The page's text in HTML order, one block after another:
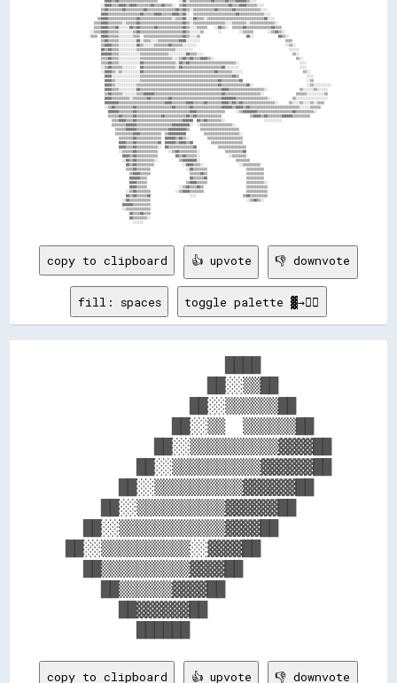
                    ░░▓▓▓▓▒▒▒▒▓▓▓▓▒▒▓▓▓▓▒▒▒▒▒▒▒▒▓▓▒▒▒▒▓▓▒▒▒▒░░  ▒▒▓▓▒▒▒▒▒▒▒▒▒▒▒▒▒▒▒▒▒▒▒▒▒▒▒▒▓▓▒▒▒▒▓▓▓▓▒▒▒▒▒▒░░░░
                    ▒▒▓▓▒▒▒▒▒▒▒▒▓▓▒▒▒▒▒▒▒▒▒▒▓▓▒▒▒▒▒▒▒▒▒▒▒▒▒▒▒▒▓▓▒▒▓▓▒▒░░▒▒▒▒▒▒▒▒▒▒▒▒▓▓▒▒▒▒▒▒▒▒▓▓▒▒▒▒▒▒▒▒▒▒▒▒▒▒░░░░
                    ▓▓▓▓▒▒▒▒▒▒▒▒▒▒▒▒▒▒▒▒▒▒▓▓▒▒▒▒▒▒▓▓▓▓▒▒▒▒▒▒▓▓▓▓▒▒▓▓░░  ▒▒▒▒▒▒▒▒▒▒▒▒▒▒▒▒▒▒▒▒▒▒▒▒▓▓▒▒▒▒▒▒▒▒▒▒▒▒▒▒░░░░
                  ▒▒▓▓▓▓▒▒▒▒▒▒▒▒▒▒▒▒▒▒▒▒▓▓▒▒▒▒▒▒▒▒▒▒▒▒▒▒▒▒▒▒░░▒▒▒▒▓▓░░░░▓▓▒▒▒▒░░▒▒▒▒▒▒▒▒▒▒▒▒▒▒▒▒▒▒▒▒▒▒▒▒▒▒▒▒▒▒▒▒▓▓░░░░
                ▒▒▒▒▓▓▓▓▒▒▒▒▒▒▒▒░░▒▒▒▒▒▒▓▓▒▒▒▒▒▒▒▒▒▒▒▒▒▒▒▒▒▒▒▒▒▒▒▒▓▓▒▒░░▒▒▒▒▒▒▒▒▒▒▒▒▒▒▒▒▒▒░░░░▒▒▒▒▒▒▒▒░░▒▒▒▒▒▒▒▒▒▒▒▒▒▒░░
                ▒▒▒▒▓▓▓▓▒▒▒▒▓▓░░░░░░▓▓▒▒▓▓▒▒▒▒▒▒▒▒▓▓▒▒▒▒▒▒▒▒▒▒▒▒▒▒▓▓▒▒░░░░▒▒▒▒▒▒    ░░▓▓▒▒░░  ▒▒▒▒▒▒▓▓▒▒▒▒▒▒▒▒▒▒▒▒▒▒▓▓▒▒▒▒
              ░░▒▒▒▒▓▓▓▓▒▒▒▒▒▒░░░░░░░░▒▒▓▓▒▒▒▒▒▒▒▒▒▒▒▒▒▒▒▒▒▒▒▒▒▒▒▒▓▓▒▒░░░░░░▒▒        ░░          ░░▒▒▒▒▒▒        ░░▒▒▓▓▒▒░░
              ▒▒▒▒  ▓▓▓▓▒▒▒▒▒▒░░░░░░░░▒▒▒▒  ▒▒▒▒▒▒▒▒▒▒▒▒▒▒▒▒▒▒▒▒▒▒▓▓▒▒░░░░▒▒                          ▓▓░░              ▓▓▒▒░░
                    ▒▒▓▓▒▒▒▒▒▒░░░░░░░░░░▓▓░░▒▒▒▒░░░░▒▒▒▒▒▒▒▒▒▒▒▒▓▓▓▓░░░░░░░░                                                ▒▒▒▒
                    ▒▒▓▓▓▓▒▒▒▒░░░░░░░░░░▓▓▒▒░░░░░░▒▒▒▒▒▒▒▒▓▓▒▒▒▒▒▒░░░░░░░░                                                  ░░▒▒░░
                    ▓▓▒▒▓▓▒▒▒▒░░░░░░░░░░▒▒▒▒▒▒▒▒▒▒▒▒▒▒▒▒▒▒▒▒▒▒░░░░░░░░░░                                                      ░░░░░░
                    ▓▓▓▓▓▓▒▒▒▒░░░░░░░░░░░░▒▒▒▒▒▒▒▒▒▒▒▒▒▒▒▒░░░░░░░░░░▓▓▒▒▒▒░░░░                                                  ▒▒░░
                    ▒▒▒▒▓▓▒▒▒▒░░░░░░░░░░░░▒▒▒▒▒▒▒▒▒▒▒▒▒▒▒▒▒▒░░░░▒▒▓▓▒▒▓▓▒▒▒▒▓▓▓▓▒▒░░                                              ▒▒░░
                    ▒▒▒▒▓▓▒▒▒▒░░░░░░░░░░░░▓▓▒▒▒▒▒▒▒▒▒▒▒▒▒▒▒▒▒▒░░▓▓▒▒▓▓▒▒▒▒▒▒▒▒▒▒▒▒▒▒▒▒▒▒▒▒▒▒▒▒▒▒░░                                  ░░░░
                    ░░▒▒▓▓▒▒▒▒▒▒░░░░░░░░  ▓▓▒▒▒▒▒▒▒▒▒▒▒▒▒▒▒▒▒▒░░▓▓▒▒▒▒▒▒▒▒▒▒▒▒▒▒▒▒▒▒▒▒▒▒▓▓░░░░░░░░                                  ░░░░
                    ░░▓▓▓▓▒▒░░▒▒░░░░░░░░░░▓▓▒▒▒▒▒▒▒▒▒▒▒▒▒▒▒▒▒▒▒▒▒▒▒▒▒▒▒▒▒▒▒▒▒▒▒▒▒▒▒▒▓▓▒▒▒▒▒▒▒▒░░░░░░                                  ▒▒░░
                      ▓▓▓▓░░░░░░░░░░░░░░░░▒▒▒▒▒▒▒▒▒▒▒▒▒▒▒▒▒▒▒▒▒▒▒▒▒▒▒▒▒▒▒▒▒▒▒▒▒▒▒▒▒▒▒▒▒▒▒▒▒▒▒▒▓▓▒▒                                      ░░░░
                      ▓▓▓▓▒▒░░░░░░░░░░░░░░▒▒▒▒▒▒▒▒▒▒▒▒▒▒▒▒▒▒▒▒▒▒▒▒▒▒▒▒▒▒▒▒▒▒▒▒▒▒▒▒▒▒▒▒▓▓▒▒▒▒▒▒▒▒▒▒▓▓                                    ░░▒▒
                      ▓▓▓▓▒▒░░░░░░░░░░░░▒▒▒▒▒▒▒▒▒▒▒▒▒▒▒▒▒▒▒▒▒▒▒▒▒▒▒▒▒▒▒▒▒▒▒▒▒▒▒▒▒▒▒▒▒▒▓▓▒▒▒▒▒▒▒▒▒▒▒▒▒▒▓▓░░                              ░░▒▒░░░░░░░░░░
                      ▓▓▓▓▒▒▒▒░░░░░░░░░░▓▓▒▒▒▒▒▒▒▒▒▒▒▒▒▒▒▒▒▒▒▒▒▒▒▒▒▒▒▒▒▒▒▒▒▒▒▒▒▒▒▒▒▒▒▒▒▒▓▓▓▓▒▒▒▒▒▒▒▒▒▒▒▒▒▒▒▒▒▒▒▒░░                  ▒▒░░░░░░▒▒░░░░░░
                      ▒▒▓▓▒▒▒▒▒▒░░░░░░░░▒▒▒▒▓▓▓▓▓▓▒▒▒▒▒▒▒▒▒▒▒▒▒▒▒▒▒▒▒▒▒▒▒▒▒▒▒▒▒▒▒▒▒▒▒▒▒▒▓▓▒▒▒▒▒▒▒▒▒▒▒▒▒▒▒▒▒▒▒▒░░                  ▒▒▒▒▒▒░░░░░░░░░░▒▒
                      ▓▓▓▓▒▒▒▒▒▒▒▒▒▒░░▒▒▒▒▒▒▒▒▓▓▒▒▒▒▒▒▒▒▒▒▓▓▒▒▒▒▒▒▒▒▒▒▒▒▒▒▒▒▒▒▒▒▒▒▒▒▒▒▒▒▓▓▓▓▓▓▓▓▒▒▒▒▒▒▒▒▒▒▒▒▒▒▒▒▒▒░░            ▒▒░░░░░░░░░░░░░░░░░░
                      ▓▓▓▓▓▓▓▓▒▒▒▒▒▒▒▒▒▒▒▒▒▒▒▒▒▒▒▒▒▒▒▒▒▒▓▓▓▓▒▒▒▒▒▒▒▒▓▓▓▓▒▒▒▒▒▒▓▓▒▒▒▒▒▒▒▒▓▓▓▓▒▒▓▓▒▒▓▓▒▒▒▒▒▒▒▒▒▒▒▒▒▒▒▒▒▒░░      ▒▒░░░░▒▒░░░░▒▒░░▒▒▒▒
                      ░░▒▒▓▓▒▒▒▒▒▒▒▒▒▒▓▓▒▒▒▒▒▒▒▒▒▒▒▒▒▒▒▒▒▒▒▒▓▓▒▒▒▒▒▒▒▒▓▓▒▒▒▒▒▒▒▒▒▒▒▒▒▒▒▒▓▓▓▓▓▓▒▒▓▓▓▓▒▒▓▓▒▒▒▒▒▒▒▒▒▒▒▒▒▒▒▒▒▒▒▒▒▒▒▒▒▒▒▒░░░░░░▒▒▒▒▒▒
                        ▓▓▓▓▓▓▒▒▒▒▒▒▒▒▓▓▒▒▒▒▒▒▒▒▒▒▒▒▒▒▒▒▒▒▒▒▒▒▒▒▒▒▒▒▒▒▓▓▓▓▒▒▒▒▒▒▒▒▒▒▒▒▒▒▒▒      ░░▒▒▓▓▓▓▓▓▓▓▒▒▒▒▒▒▒▒▒▒▒▒▒▒▒▒▒▒▒▒▓▓▒▒▒▒▒▒▒▒▒▒░░
                        ▒▒▒▒▒▒▓▓▒▒▒▒▒▒▓▓▒▒▒▒▒▒▒▒▒▒▒▒▒▒▓▓▒▒▒▒▒▒▒▒▒▒▒▒▓▓▒▒▓▓▒▒▒▒▒▒▒▒▒▒▒▒▒▒                ▒▒▓▓▓▓▒▒▓▓▒▒▒▒▒▒▒▒▓▓▓▓▓▓▒▒▒▒▒▒▒▒▒▒
                          ▒▒▒▒▓▓▓▓▒▒▒▒▓▓▒▒▒▒▒▒▒▒▒▒▒▒▒▒▒▒▒▒▒▒▒▒▒▒▒▒▓▓▓▓▓▓  ▓▓▒▒▓▓▒▒▒▒▒▒▒▒░░                      ░░░░░░░░░░
                          ▒▒▒▒▒▒▒▒▓▓▓▓▓▓▒▒▒▒▒▒▒▒▒▒▒▒▒▒▒▒▒▒▒▒▓▓▓▓▓▓▓▓▓▓░░  ░░▒▒▒▒▒▒▒▒▒▒▒▒▒▒▒▒▒▒░░
                            ▒▒▒▒▒▒▓▓▓▓▓▓▒▒▒▒▒▒▒▒▒▒▒▒▒▒▒▒▒▒▓▓▓▓▓▓▓▓▓▓▒▒      ▒▒▒▒▒▒▒▒▒▒▒▒▒▒▒▒▒▒▒▒▒▒
                            ▒▒▒▒▒▒▒▒▒▒▓▓▓▓▒▒▒▒▒▒▒▒▒▒▒▒  ▒▒▓▓▓▓▓▓▓▓▓▓          ▒▒▒▒▒▒▒▒▒▒▒▒▒▒▒▒▒▒▒▒░░
                              ▒▒▒▒▒▒▒▒▓▓▒▒▒▒▒▒▒▒▒▒▒▒▒▒  ▓▓▓▓▓▓▒▒▓▓▒▒░░          ▒▒▒▒▒▒▒▒▒▒▒▒▒▒▒▒▒▒▒▒
                              ▓▓▓▓▒▒▒▒▓▓▒▒▒▒▒▒▒▒▒▒▒▒▓▓  ▓▓▓▓▓▓▒▒▓▓▓▓▒▒▓▓          ▒▒▒▒▒▒▒▒▒▒▒▒▒▒▒▒▒▒
                              ▓▓▓▓▒▒▒▒▓▓▒▒▒▒▒▒▒▒▒▒▒▒░░  ▓▓▒▒▒▒▒▒▒▒▒▒▒▒▒▒▓▓            ▒▒▒▒▒▒▒▒▒▒▒▒▒▒▒▒
                              ░░▒▒▒▒▒▒▓▓▒▒▒▒▒▒▒▒▒▒▒▒      ░░▒▒▓▓▒▒▒▒▒▒▒▒▒▒░░              ▒▒▒▒▒▒▒▒▒▒▓▓
                                ▓▓▓▓▒▒▓▓▒▒▒▒▒▒▒▒▒▒▒▒          ▓▓▒▒▓▓▒▒▒▒▒▒░░                ░░▒▒▒▒▒▒▒▒
                                ░░▓▓▒▒▓▓▒▒▒▒▒▒▒▒▒▒░░            ▒▒▓▓▓▓▓▓▓▓░░                    ▒▒▒▒▒▒▒▒
                                  ▓▓▒▒▓▓▒▒▒▒▒▒▒▒▒▒                ░░▓▓▓▓▒▒▒▒░░                    ░░▒▒▒▒▒▒▒▒▒▒
                                  ▒▒▒▒▓▓▒▒▒▒▒▒▒▒                    ░░▓▓▒▒▒▒▒▒▒▒                      ▒▒▒▒▒▒▒▒▒▒
                                    ▒▒▓▓▓▓▒▒▒▒▒▒                      ▒▒▒▒▒▒▓▓▒▒                      ▒▒▒▒▒▒▒▒▒▒
                                    ▓▓▓▓▓▓▒▒▒▒                        ▓▓▒▒▒▒▒▒▓▓                      ▒▒▒▒▒▒▒▒▒▒
                                    ▓▓▓▓▒▒▒▒▒▒                      ▒▒▓▓▓▓▒▒▒▒▒▒                      ▒▒▒▒▒▒▒▒▒▒░░
                                    ▓▓▓▓▒▒▒▒▒▒                  ░░▒▒▓▓▒▒▒▒▓▓▒▒                        ▒▒▒▒▒▒▒▒▒▒▒▒
                                  ░░▒▒▓▓▒▒▒▒▒▒▒▒              ░░▒▒▓▓▓▓▒▒▒▒▒▒▒▒                        ▒▒▒▒▒▒▒▒▒▒▒▒
                                  ▓▓▒▒▓▓▒▒▒▒▒▒▓▓                      ░░░░                          ▒▒▓▓▒▒▒▒▒▒▒▒▒▒
                                ░░▓▓▒▒▒▒▒▒▒▒▒▒▒▒                                                      ░░▒▒▓▓▒▒░░
                                ▓▓▓▓▓▓▒▒▒▒▒▒▒▒▒▒
                                ░░▒▒▒▒▒▒▒▒▒▒▒▒▒▒
                                    ▓▓▒▒▒▒▓▓▒▒▒▒
                                    ▓▓▒▒▒▒▒▒▒▒░░
copy to clipboard 👍 upvote 👎 downvote
fill: spaces toggle palette ▓→✊🏽
                ██░░▒▒██
              ██░░▒▒▒▒▒▒██
            ██░░▒▒  ▒▒▒▒▒▒██
          ██░░▒▒▒▒▒▒▒▒▒▒▓▓▓▓██
        ██░░▒▒▒▒▒▒▒▒▒▒▓▓▓▓▓▓██
      ██░░▒▒▒▒▒▒▒▒▒▒▓▓▓▓▓▓██
    ██░░▒▒▒▒▒▒▒▒▒▒▓▓▓▓▓▓██
  ██░░▒▒▒▒▒▒▒▒▒▒▒▒▓▓▓▓██
██░░▒▒▒▒▒▒▒▒▒▒░░▓▓▓▓██
  ██▒▒▒▒▒▒▒▒▒▒▓▓▓▓██
    ██▒▒▒▒▒▒▓▓▓▓██
      ██▓▓▓▓▓▓██
copy to clipboard 👍 upvote 👎 downvote